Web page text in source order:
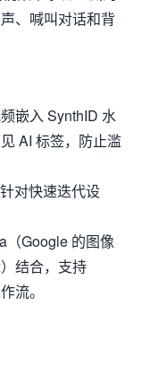
、喊叫对话和背
嵌入 SynthID 水
AI 标签，防止滥
对快速迭代设
（Google 的图像
结合，支持
流。